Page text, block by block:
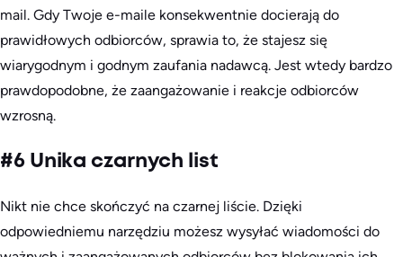
mail. Gdy Twoje e-maile konsekwentnie docierają do
prawidłowych odbiorców, sprawia to, że stajesz się
wiarygodnym i godnym zaufania nadawcą. Jest wtedy bardzo
prawdopodobne, że zaangażowanie i reakcje odbiorców
wzrosną.
#6 Unika czarnych list
Nikt nie chce skończyć na czarnej liście. Dzięki
odpowiedniemu narzędziu możesz wysyłać wiadomości do